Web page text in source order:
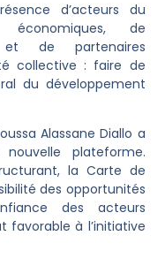
d’acteurs du
économiques, de
et de partenaires
collective : faire de
du développement
Alassane Diallo a
plateforme.
la Carte de
des opportunités
des acteurs
à l’initiative